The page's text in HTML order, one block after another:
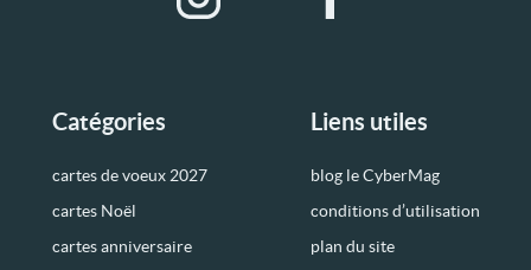
Catégories
cartes de voeux 2027
cartes Noël
cartes anniversaire
Liens utiles
blog le CyberMag
conditions d’utilisation
plan du site